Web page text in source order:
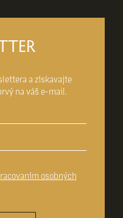
a získavajte
na váš e-mail.
osobných